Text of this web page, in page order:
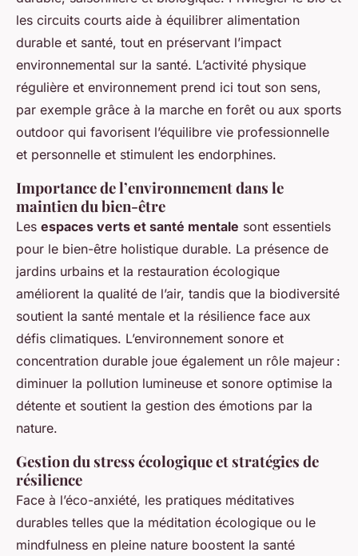
les circuits courts aide à équilibrer alimentation
durable et santé, tout en préservant l’impact
environnemental sur la santé. L’activité physique
régulière et environnement prend ici tout son sens,
par exemple grâce à la marche en forêt ou aux sports
outdoor qui favorisent l’équilibre vie professionnelle
et personnelle et stimulent les endorphines.
Importance de l’environnement dans le
maintien du bien-être
Les espaces verts et santé mentale sont essentiels
pour le bien-être holistique durable. La présence de
jardins urbains et la restauration écologique
améliorent la qualité de l’air, tandis que la biodiversité
soutient la santé mentale et la résilience face aux
défis climatiques. L’environnement sonore et
concentration durable joue également un rôle majeur :
diminuer la pollution lumineuse et sonore optimise la
détente et soutient la gestion des émotions par la
nature.
Gestion du stress écologique et stratégies de
résilience
Face à l’éco-anxiété, les pratiques méditatives
durables telles que la méditation écologique ou le
mindfulness en pleine nature boostent la santé